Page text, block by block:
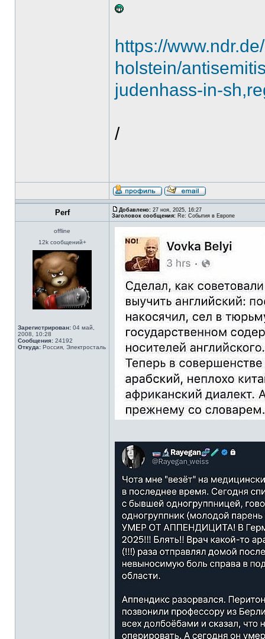
https://
holstein/
judenhass-in-
/
Perf Добавлено: 27 ноя, 2025, 16:27
Заголовок сообщения: Re: События в Европе
offline
12k сообщений+
Зарегистрирован: 04 май,
2008, 10:28
Сообщения: 24192
Откуда: Россия, Электросталь